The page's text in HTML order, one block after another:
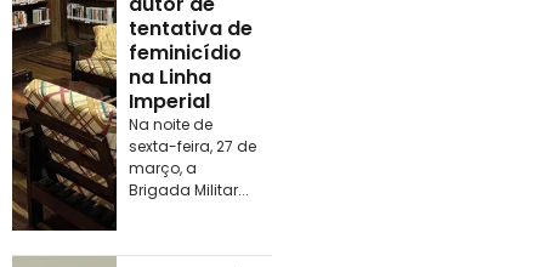
tentativa de
feminicídio
na Linha
Imperial
Na noite de
sexta-feira, 27 de
março, a
Brigada Militar...